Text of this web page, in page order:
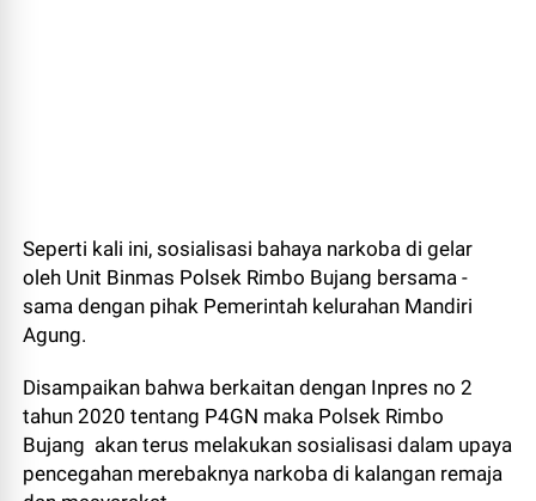
Seperti kali ini, sosialisasi bahaya narkoba di gelar
oleh Unit Binmas Polsek Rimbo Bujang bersama -
sama dengan pihak Pemerintah kelurahan Mandiri
Agung.
Disampaikan bahwa berkaitan dengan Inpres no 2
tahun 2020 tentang P4GN maka Polsek Rimbo
Bujang akan terus melakukan sosialisasi dalam upaya
pencegahan merebaknya narkoba di kalangan remaja